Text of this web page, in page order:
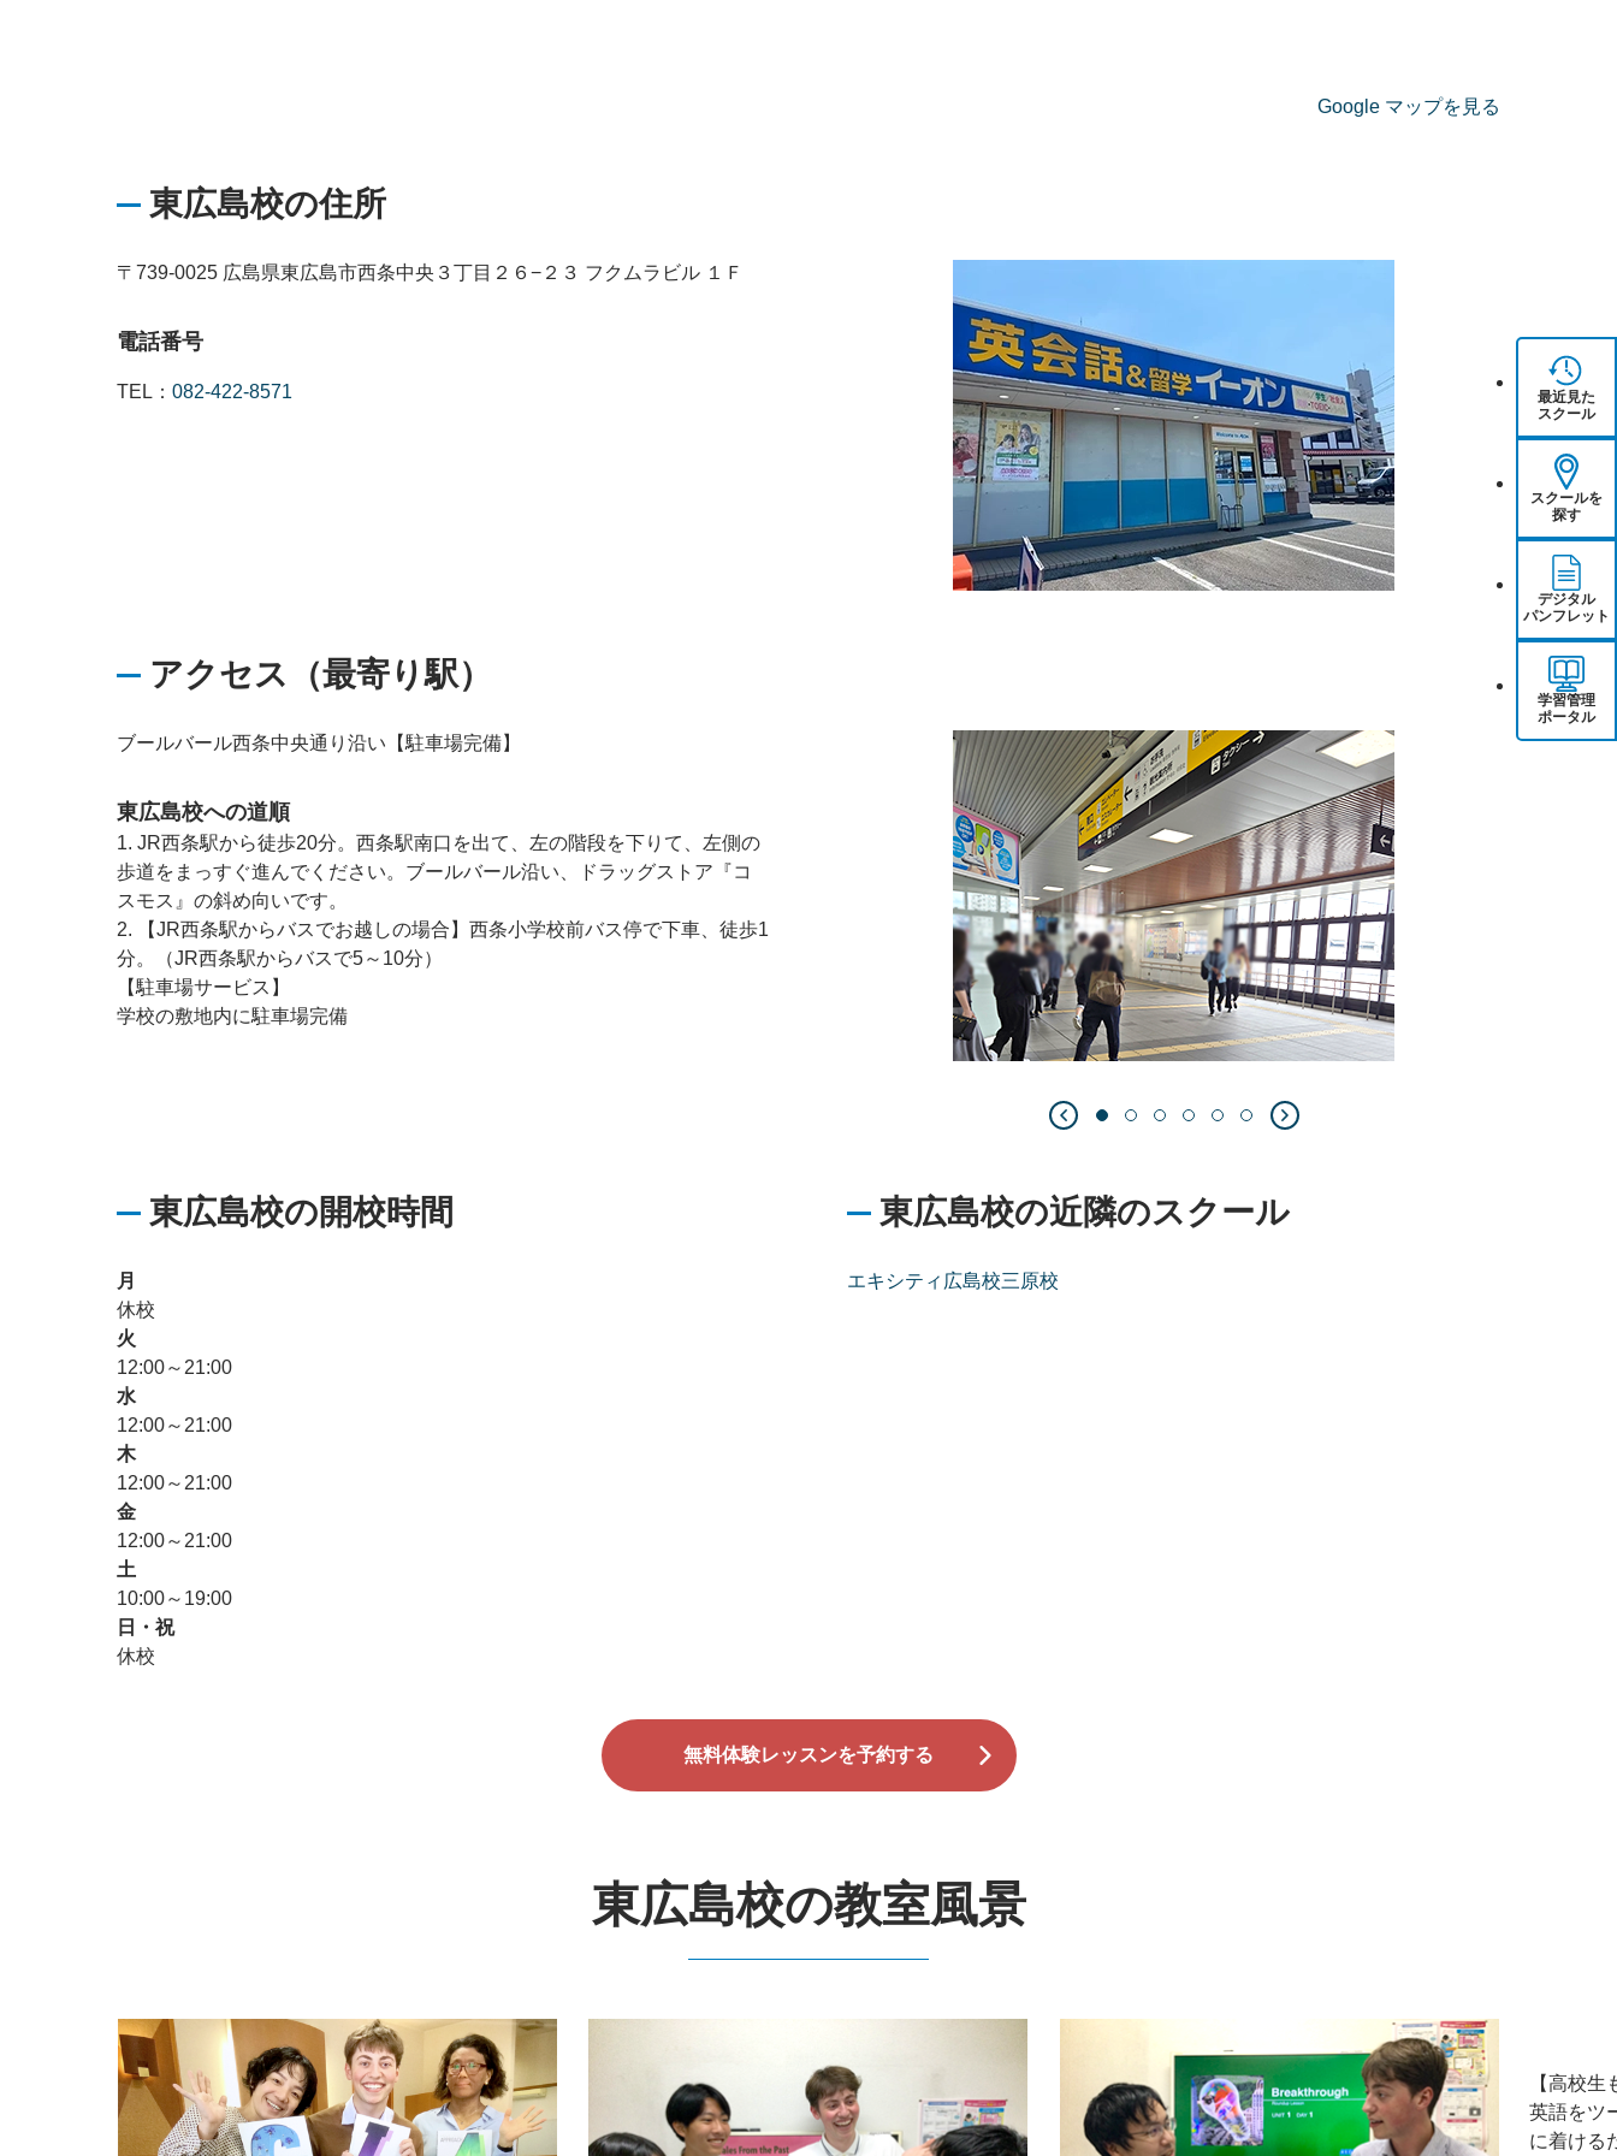
最近見た
スクール
スクールを
探す
デジタル
パンフレット
学習管理
ポータル
Google マップを見る
東広島校の住所
〒739-0025 広島県東広島市西条中央３丁目２６−２３ フクムラビル １Ｆ
電話番号
TEL： 082-422-8571
アクセス（最寄り駅）
ブールバール西条中央通り沿い【駐車場完備】
東広島校への道順
1. JR西条駅から徒歩20分。西条駅南口を出て、左の階段を下りて、左側の
歩道をまっすぐ進んでください。ブールバール沿い、ドラッグストア『コ
スモス』の斜め向いです。
2. 【JR西条駅からバスでお越しの場合】西条小学校前バス停で下車、徒歩1
分。（JR西条駅からバスで5～10分）
【駐車場サービス】
学校の敷地内に駐車場完備
東広島校の開校時間
月
休校
火
12:00～21:00
水
12:00～21:00
木
12:00～21:00
金
12:00～21:00
土
10:00～19:00
日・祝
休校
東広島校の近隣のスクール
エキシティ広島校三原校
無料体験レッスンを予約する
東広島校の教室風景
【高校生
英語をツ
に着ける